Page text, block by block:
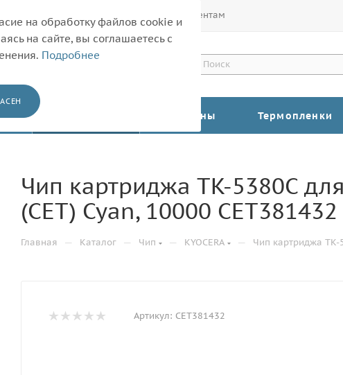
Корпоративным клиентам
Барабаны Термопленки
Чип картриджа TK-5380C
(CET) Cyan, 10000 CET381432
Главная — Каталог — Чип — KYOCERA — Чип картриджа TK-
Артикул: CET381432
на обработку файлов cookie и
на сайте, вы соглашаетесь с
Подробнее